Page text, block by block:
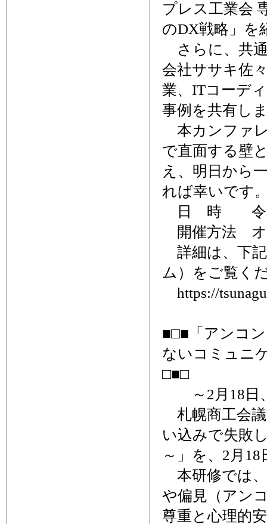
プレス工業会
のDX戦略」を
さらに、共
会社ササキ佐
業、ITコーデ
事例を共
本カンファ
で直面する壁
え、明日から
れば幸いです
日 時 令和8
開催方法 オ
詳細は、下
ム）をご覧く
https://
■□■「アンコ
ないコミュニ
□■□
～2月18日、
札幌商工会
い込みで失敗
～」を、2月
本研修では
や偏見（アン
尊重と心理的